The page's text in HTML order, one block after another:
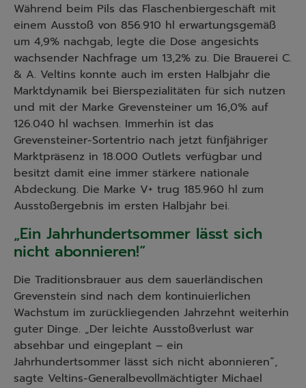
Während beim Pils das Flaschenbiergeschäft mit
einem Ausstoß von 856.910 hl erwartungsgemäß
um 4,9% nachgab, legte die Dose angesichts
wachsender Nachfrage um 13,2% zu. Die Brauerei C.
& A. Veltins konnte auch im ersten Halbjahr die
Marktdynamik bei Bierspezialitäten für sich nutzen
und mit der Marke Grevensteiner um 16,0% auf
126.040 hl wachsen. Immerhin ist das
Grevensteiner-Sortentrio nach jetzt fünfjähriger
Marktpräsenz in 18.000 Outlets verfügbar und
besitzt damit eine immer stärkere nationale
Abdeckung. Die Marke V+ trug 185.960 hl zum
Ausstoßergebnis im ersten Halbjahr bei.
„Ein Jahrhundertsommer lässt sich
nicht abonnieren!“
Die Traditionsbrauer aus dem sauerländischen
Grevenstein sind nach dem kontinuierlichen
Wachstum im zurückliegenden Jahrzehnt weiterhin
guter Dinge. „Der leichte Ausstoßverlust war
absehbar und eingeplant – ein
Jahrhundertsommer lässt sich nicht abonnieren“,
sagte Veltins-Generalbevollmächtigter Michael